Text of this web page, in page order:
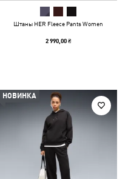
Штаны HER Fleece Pants Women
2 990,00 ₴
НОВИНКА